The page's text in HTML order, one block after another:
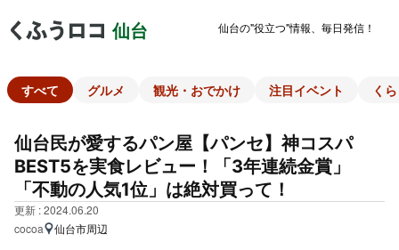
仙台 仙台の"役立つ"情報、毎日発信！
すべて グルメ 観光・おでかけ 注目イベント く
仙台民が愛するパン屋【パンセ】神コスパ
BEST5を実食レビュー！「3年連続金賞」
「不動の人気1位」は絶対買って！
更新 : 2024.06.20
cocoa
仙台市周辺